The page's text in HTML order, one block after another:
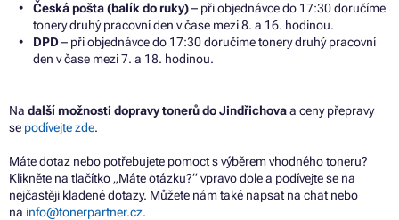
Česká pošta (balík do ruky)– při objednávce do 17:30 doručíme
tonery druhý pracovní den v čase mezi 8. a 16. hodinou.
DPD – při objednávce do 17:30 doručíme tonery druhý pracovní
den v čase mezi 7. a 18. hodinou.
Na další možnosti dopravy tonerů do Jindřichovaa ceny přepravy
se podívejte zde.
Máte dotaz nebo potřebujete pomoct s výběrem vhodného toneru?
Klikněte na tlačítko „Máte otázku?“ vpravo dole a podívejte se na
nejčastěji kladené dotazy. Můžete nám také napsat na chat nebo
na info@tonerpartner.cz.